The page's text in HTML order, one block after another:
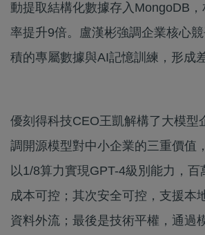
動提取結構化數據存入MongoDB
率提升9倍。盧漢彬強調企業核心
積的專屬數據與AI記憶訓練，形成
優刻得科技CEO王凱解構了大模型
調開源模型對中小企業的三重價值
以1/8算力實現GPT-4級別能力，百
成本可控；其次安全可控，支援本
資料外流；最後是技術平權，通過